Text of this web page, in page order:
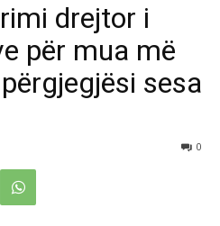
drejtor i
për mua më
sesa
0